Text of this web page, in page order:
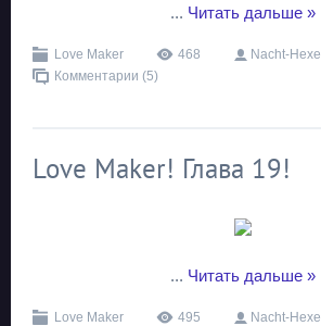
... Читать дальше »
Love Maker 468 Nacht-Hexe
Комментарии (5)
Love Maker! Глава 19!
... Читать дальше »
Love Maker 495 Nacht-Hexe